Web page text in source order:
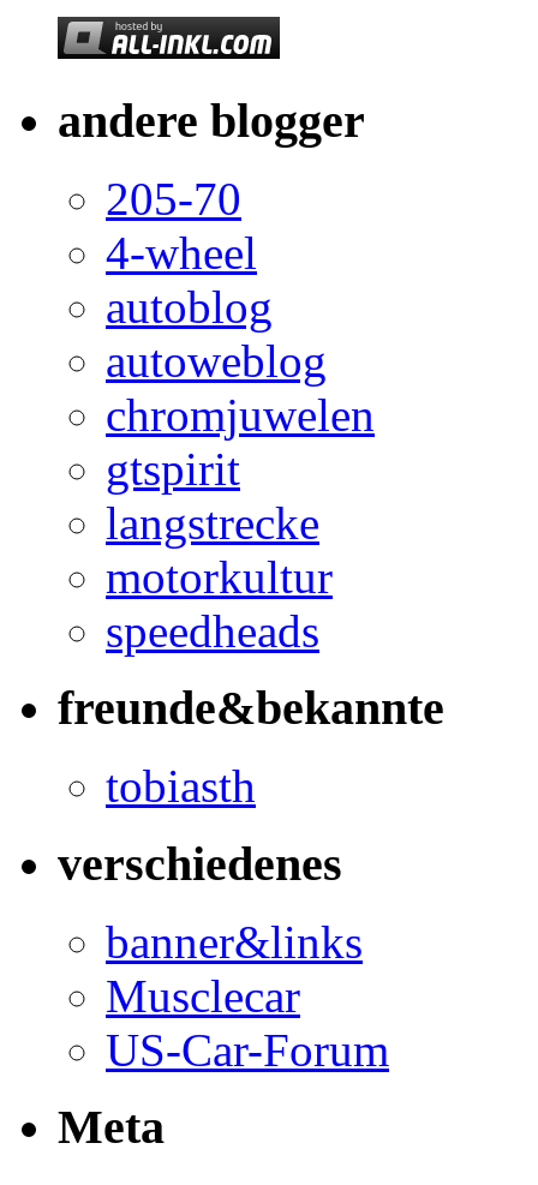
andere blogger
205-70
4-wheel
autoblog
autoweblog
chromjuwelen
gtspirit
langstrecke
motorkultur
speedheads
freunde&bekannte
tobiasth
verschiedenes
banner&links
Musclecar
US-Car-Forum
Meta